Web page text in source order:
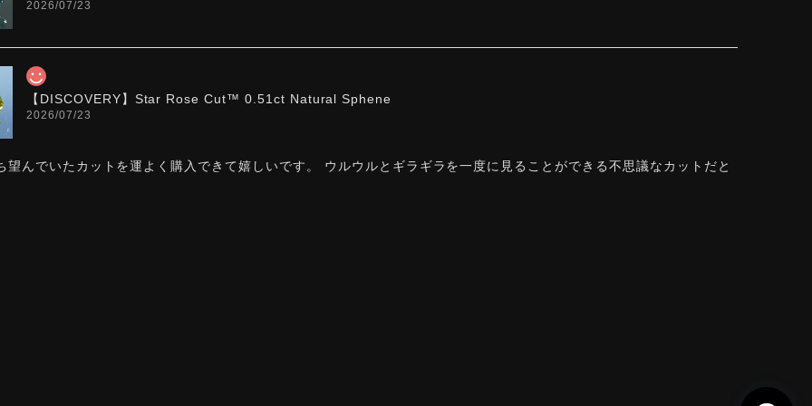
2026/07/23
【DISCOVERY】Star Rose Cut™️ 0.51ct Natural Sphene
2026/07/23
望んでいたカットを運よく購入できて嬉しいです。 ウルウルとギラギラを一度に見ることができる不思議なカットだと